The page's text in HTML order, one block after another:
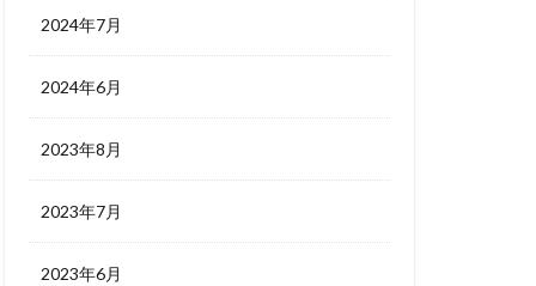
2024年7月
2024年6月
2023年8月
2023年7月
2023年6月